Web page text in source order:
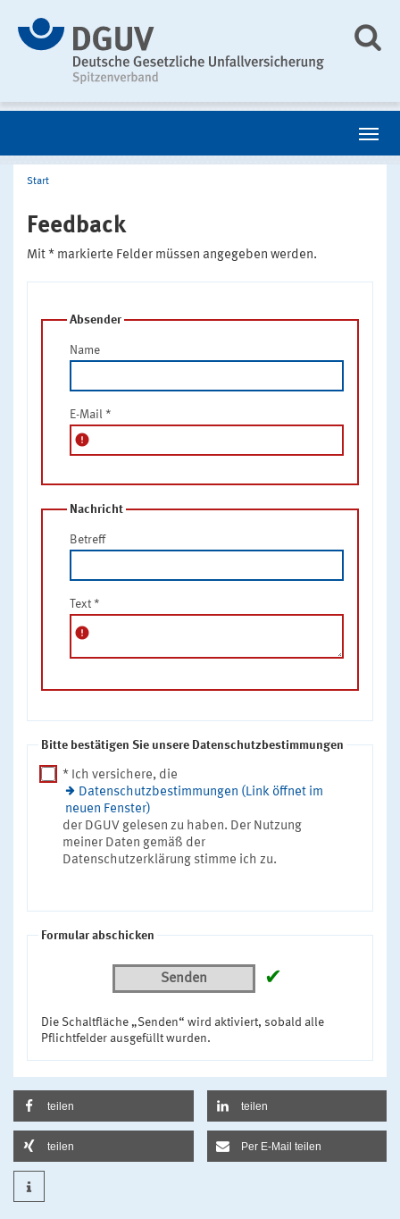
Start
Feedback
Mit * markierte Felder müssen angegeben werden.
Absender
Name
E-Mail *
error
Nachricht
Betreff
Text *
error
Bitte bestätigen Sie unsere Datenschutzbestimmungen
* Ich versichere, die
Datenschutzbestimmungen (Link öffnet im
neuen Fenster)
der DGUV gelesen zu haben. Der Nutzung
meiner Daten gemäß der
Datenschutzerklärung stimme ich zu.
Formular abschicken
Senden ✔
Die Schaltfläche „Senden“ wird aktiviert, sobald alle
Pflichtfelder ausgefüllt wurden.
teilen teilen
teilen Per E-Mail teilen